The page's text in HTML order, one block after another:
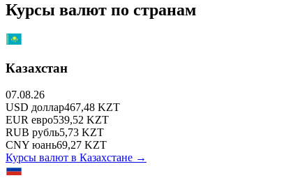
Курсы валют по странам
Казахстан
07.08.26
USD доллар467,48 KZT
EUR евро539,52 KZT
RUB рубль5,73 KZT
CNY юань69,27 KZT
Курсы валют в Казахстане →